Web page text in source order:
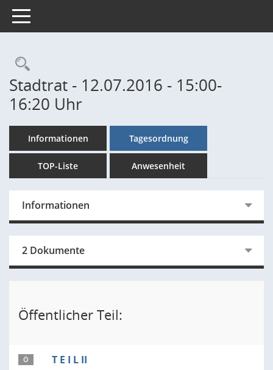
Toggle navigation
Rechercheauswahl
Stadtrat - 12.07.2016 - 15:00-
16:20 Uhr
Informationen Tagesordnung
TOP-Liste Anwesenheit
Informationen
2 Dokumente
Öffentlicher Teil:
Ö T E I L II